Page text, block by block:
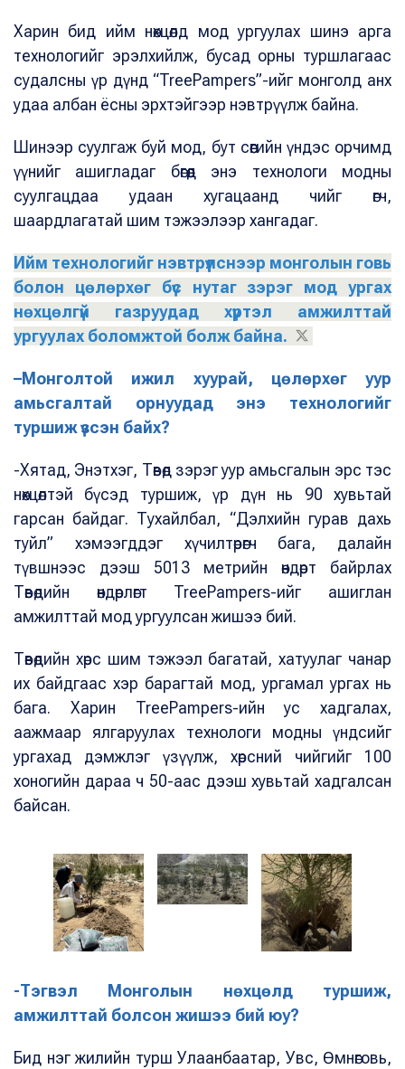
Харин бид ийм нөхцөлд мод ургуулах шинэ арга
технологийг эрэлхийлж, бусад орны туршлагаас
судалсны үр дүнд “TreePampers”-ийг монголд анх
удаа албан ёсны эрхтэйгээр нэвтрүүлж байна.
Шинээр суулгаж буй мод, бут сөөгийн үндэс орчимд
үүнийг ашигладаг бөгөөд энэ технологи модны
суулгацдаа удаан хугацаанд чийг өгч,
шаардлагатай шим тэжээлээр хангадаг.
Ийм технологийг нэвтрүүлснээр монголын говь
болон цөлөрхөг бүс нутаг зэрэг мод ургах
нөхцөлгүй газруудад хүртэл амжилттай
ургуулах боломжтой болж байна.
–Монголтой ижил хуурай, цөлөрхөг уур
амьсгалтай орнуудад энэ технологийг
туршиж үзсэн байх?
-Хятад, Энэтхэг, Төвөд зэрэг уур амьсгалын эрс тэс
нөхцөлтэй бүсэд туршиж, үр дүн нь 90 хувьтай
гарсан байдаг. Тухайлбал, “Дэлхийн гурав дахь
туйл” хэмээгддэг хүчилтөрөгч бага, далайн
түвшнээс дээш 5013 метрийн өндөрт байрлах
Төвөдийн өндөрлөгт TreePampers-ийг ашиглан
амжилттай мод ургуулсан жишээ бий.
Төвөдийн хөрс шим тэжээл багатай, хатуулаг чанар
их байдгаас хэр барагтай мод, ургамал ургах нь
бага. Харин TreePampers-ийн ус хадгалах,
аажмаар ялгаруулах технологи модны үндсийг
ургахад дэмжлэг үзүүлж, хөрсний чийгийг 100
хоногийн дараа ч 50-аас дээш хувьтай хадгалсан
байсан.
-Тэгвэл Монголын нөхцөлд туршиж,
амжилттай болсон жишээ бий юу?
Бид нэг жилийн турш Улаанбаатар, Увс, Өмнөговь,